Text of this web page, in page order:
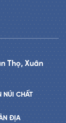
Thọ, Xuân
NÚI CHẤT
ĐỊA